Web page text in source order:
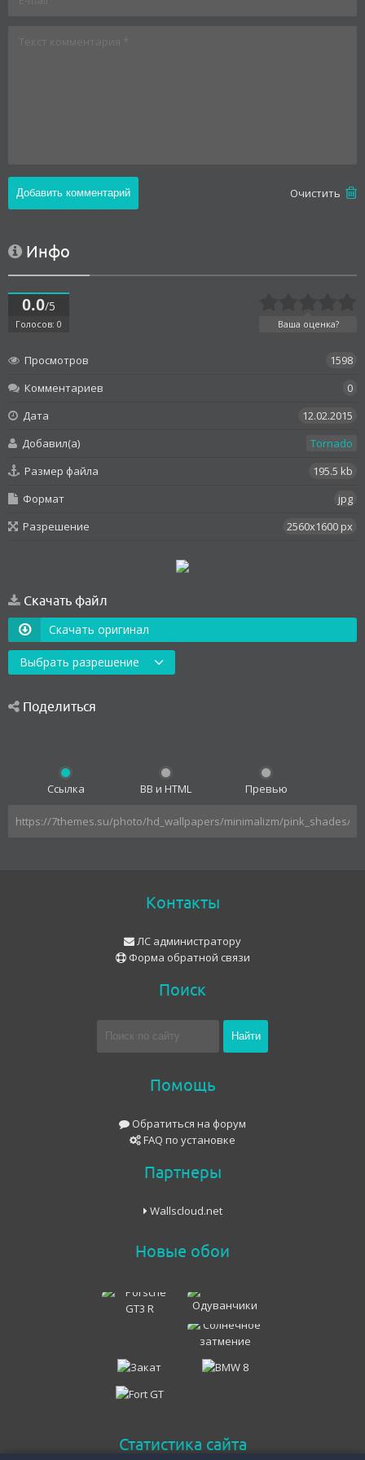
Oчистить
Инфо
0.0/5
Голосов: 0 Ваша оценка?
Просмотров
1598
Комментариев
0
Дата
12.02.2015
Добавил(а)
Tornado
Размер файла
195.5 kb
Формат
jpg
Разрешение
2560x1600 px
Скачать файл
Скачать оригинал
Выбрать разрешение
Поделиться
Ссылка BB и HTML Превью
Контакты
ЛС администратору
Форма обратной связи
Поиск
Помощь
Обратиться на форум
FAQ по установке
Партнеры
Wallscloud.net
Новые обои
Статистика сайта